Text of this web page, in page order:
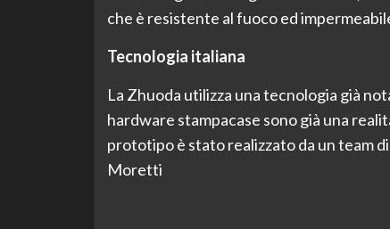
che è resistente al fuoco ed
Tecnologia italiana
La Zhuoda utilizza una tecnologia già
hardware stampacase sono già una
prototipo è stato realizzato da un team
Moretti